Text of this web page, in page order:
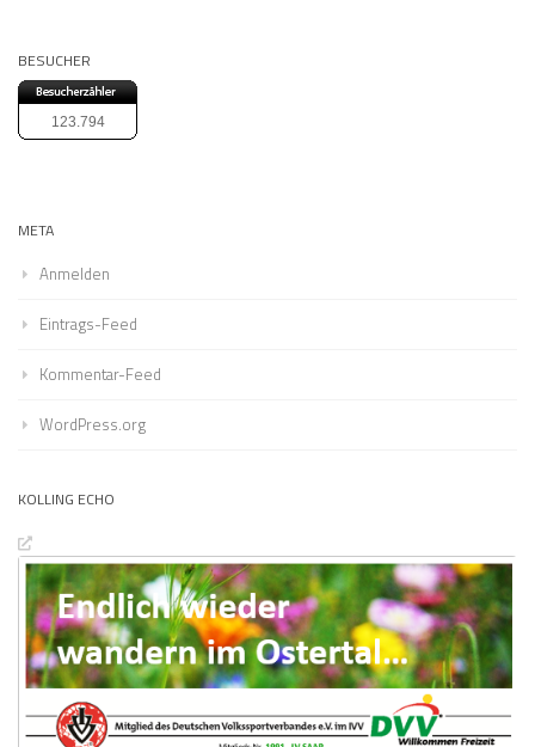
BESUCHER
123.794
META
Anmelden
Eintrags-Feed
Kommentar-Feed
WordPress.org
KOLLING ECHO